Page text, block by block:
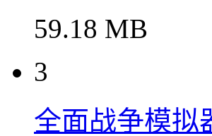
59.18 MB
3
全面战争模拟